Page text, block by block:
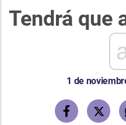
Tendrá que
1 de